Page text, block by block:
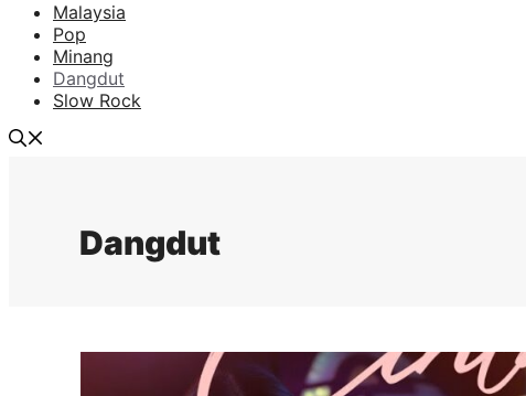
Malaysia
Pop
Minang
Dangdut
Slow Rock
Dangdut